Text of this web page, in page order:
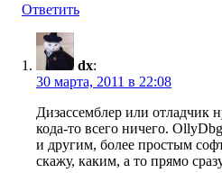
Ответить
dx:
30 марта, 2011 в 22:08
Дизассемблер или отладчик
кода-то всего ничего.
и другим, более простым
скажу, каким, а то прямо